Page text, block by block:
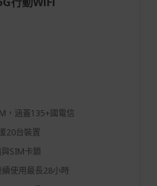
，涵蓋135+國電信
20台裝置
SIM卡鎖
使用最長28小時